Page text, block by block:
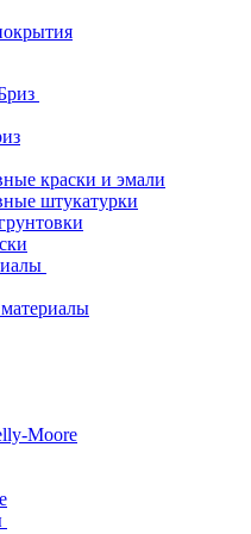
краски и эмали
штукатурки
Moore